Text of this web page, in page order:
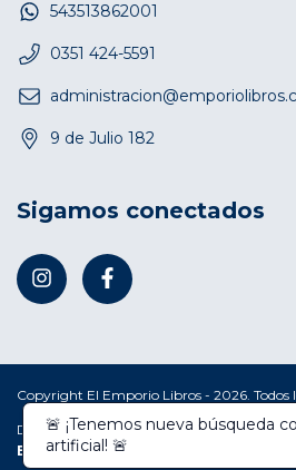
543513862001
0351 424-5591
9 de Julio 182
Sigamos conectados
Copyright El Emporio Libros - 2026. Todos
Defensa de las y los consumidores. Para
Botón de arrepentimiento
🚨 ¡Tenemos nueva búsqueda
artificial! 🚨